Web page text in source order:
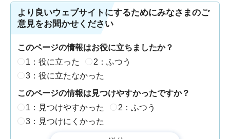
より良いウェブサイトにするためにみなさまのご
意見をお聞かせください
このページの情報はお役に立ちましたか？
1：役に立った
2：ふつう
3：役に立たなかった
このページの情報は見つけやすかったですか？
1：見つけやすかった
2：ふつう
3：見つけにくかった